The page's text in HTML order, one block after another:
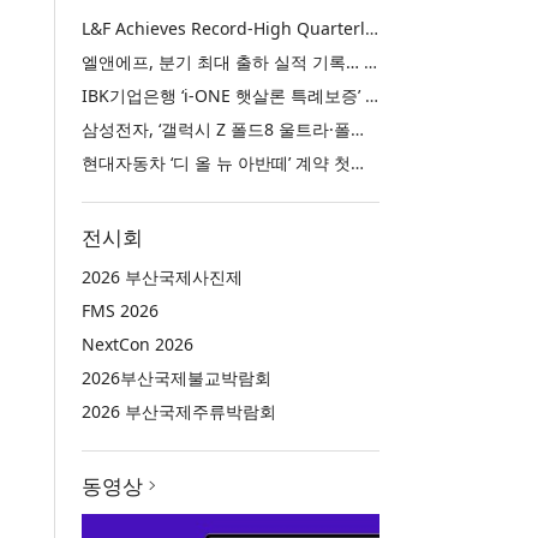
L&F Achieves Record-High Quarterly Shipments, Begins LFP Supply for North American ESS in Q3 Advancing its Two-Track NCM and LFP Growth Strategy
엘앤에프, 분기 최대 출하 실적 기록… 3분기 북미 ESS향 LFP 공급 착수 NCM+LFP ‘2-Track’ 성장 전략 실현
IBK기업은행 ‘i-ONE 햇살론 특례보증’ 출시
삼성전자, ‘갤럭시 Z 폴드8 울트라·폴드8·플립8’과 ‘갤럭시 워치 울트라2·워치9’ 국내 공식 출시
현대자동차 ‘디 올 뉴 아반떼’ 계약 첫날 1만 대 돌파
전시회
2026 부산국제사진제
FMS 2026
NextCon 2026
2026부산국제불교박람회
2026 부산국제주류박람회
동영상